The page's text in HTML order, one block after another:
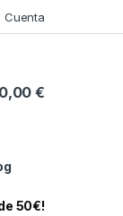
Cuenta
0,00€
50€!